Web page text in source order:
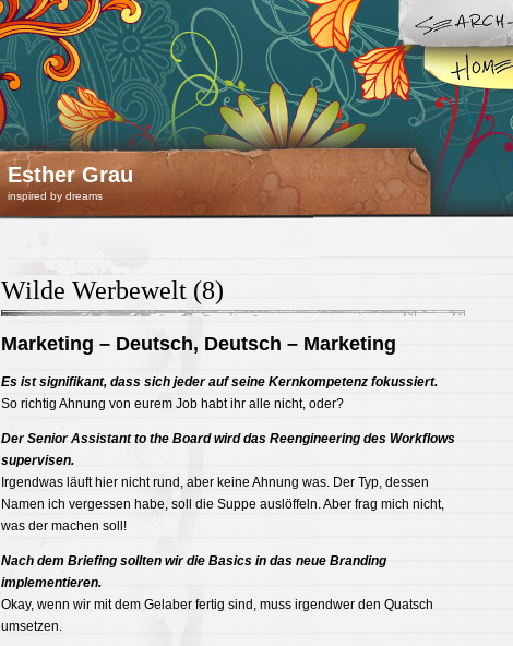
Esther Grau
inspired by dreams
Wilde Werbewelt (8)
Marketing – Deutsch, Deutsch – Marketing
Es ist signifikant, dass sich jeder auf seine Kernkompetenz fokussiert.
So richtig Ahnung von eurem Job habt ihr alle nicht, oder?
Der Senior Assistant to the Board wird das Reengineering des Workflows
supervisen.
Irgendwas läuft hier nicht rund, aber keine Ahnung was. Der Typ, dessen
Namen ich vergessen habe, soll die Suppe auslöffeln. Aber frag mich nicht,
was der machen soll!
Nach dem Briefing sollten wir die Basics in das neue Branding
implementieren.
Okay, wenn wir mit dem Gelaber fertig sind, muss irgendwer den Quatsch
umsetzen.